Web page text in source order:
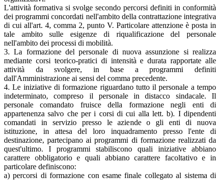
L'attività formativa si svolge secondo percorsi definiti in conformità
dei programmi concordati nell'ambito della contrattazione integrativa
di cui all'art. 4, comma 2, punto V. Particolare attenzione è posta in
tale ambito sulle esigenze di riqualificazione del personale
nell'ambito dei processi di mobilità.
3. La formazione del personale di nuova assunzione si realizza
mediante corsi teorico-pratici di intensità e durata rapportate alle
attività da svolgere, in base a programmi definiti
dall'Amministrazione ai sensi del comma precedente.
4. Le iniziative di formazione riguardano tutto il personale a tempo
indeterminato, compreso il personale in distacco sindacale. Il
personale comandato fruisce della formazione negli enti di
appartenenza salvo che per i corsi di cui alla lett. b). I dipendenti
comandati in servizio presso le aziende o gli enti di nuova
istituzione, in attesa del loro inquadramento presso l'ente di
destinazione, partecipano ai programmi di formazione realizzati da
quest'ultimo. I programmi stabiliscono quali iniziative abbiano
carattere obbligatorio e quali abbiano carattere facoltativo e in
particolare definiscono:
a) percorsi di formazione con esame finale collegato al sistema di